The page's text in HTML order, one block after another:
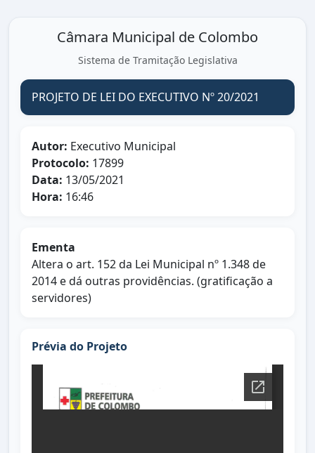
Câmara Municipal de Colombo
Sistema de Tramitação Legislativa
PROJETO DE LEI DO EXECUTIVO Nº 20/2021
Autor: Executivo Municipal
Protocolo: 17899
Data: 13/05/2021
Hora: 16:46
Ementa
Altera o art. 152 da Lei Municipal nº 1.348 de
2014 e dá outras providências. (gratificação a
servidores)
Prévia do Projeto